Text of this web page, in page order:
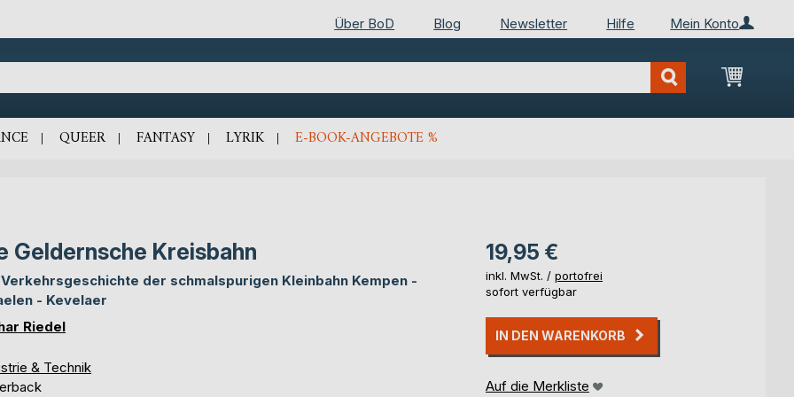
Mein Konto
Über BoD Blog Newsletter Hilfe
Mein
QUEER FANTASY LYRIK E-BOOK-ANGEBOTE %
Geldernsche Kreisbahn
Verkehrsgeschichte der schmalspurigen Kleinbahn Kempen -
- Kevelaer
Riedel
& Technik
19,95 €
inkl. MwSt. / portofrei
sofort verfügbar
IN DEN WARENKORB
Auf die Merkliste